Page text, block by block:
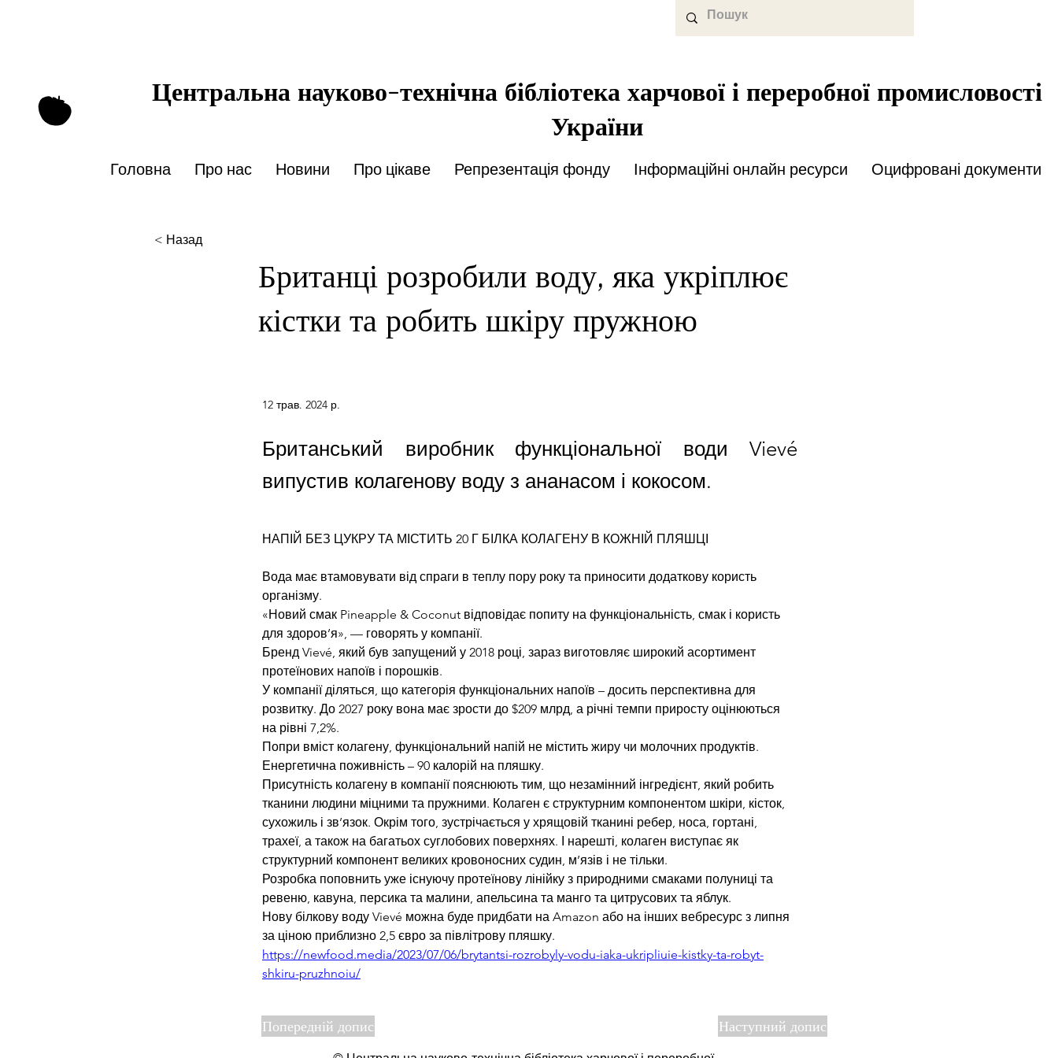
Центральна науково-технічна бібліотека харчової і переробної промисловості
України
Головна Про нас Новини Про цікаве Репрезентація фонду Інформаційні онлайн ресурси Оцифровані документи
< Назад
Британці розробили воду, яка укріплює
кістки та робить шкіру пружною
12 трав. 2024 р.
Британський виробник функціональної води Vievé
випустив колагенову воду з ананасом і кокосом.
НАПІЙ БЕЗ ЦУКРУ ТА МІСТИТЬ 20 Г БІЛКА КОЛАГЕНУ В КОЖНІЙ ПЛЯШЦІ
Вода має втамовувати від спраги в теплу пору року та приносити додаткову користь
організму.
«Новий смак Pineapple & Coconut відповідає попиту на функціональність, смак і користь
для здоров’я», — говорять у компанії.
Бренд Vievé, який був запущений у 2018 році, зараз виготовляє широкий асортимент
протеїнових напоїв і порошків.
У компанії діляться, що категорія функціональних напоїв – досить перспективна для
розвитку. До 2027 року вона має зрости до $209 млрд, а річні темпи приросту оцінюються
на рівні 7,2%.
Попри вміст колагену, функціональний напій не містить жиру чи молочних продуктів.
Енергетична поживність – 90 калорій на пляшку.
Присутність колагену в компанії пояснюють тим, що незамінний інгредієнт, який робить
тканини людини міцними та пружними. Колаген є структурним компонентом шкіри, кісток,
сухожиль і зв’язок. Окрім того, зустрічається у хрящовій тканині ребер, носа, гортані,
трахеї, а також на багатьох суглобових поверхнях. І нарешті, колаген виступає як
структурний компонент великих кровоносних судин, м’язів і не тільки.
Розробка поповнить уже існуючу протеїнову лінійку з природними смаками полуниці та
ревеню, кавуна, персика та малини, апельсина та манго та цитрусових та яблук.
Нову білкову воду Vievé можна буде придбати на Amazon або на інших вебресурс з липня
за ціною приблизно 2,5 євро за півлітрову пляшку.
https://newfood.media/2023/07/06/brytantsi-rozrobyly-vodu-iaka-ukripliuie-kistky-ta-robyt-
shkiru-pruzhnoiu/
Попередній допис Наступний допис